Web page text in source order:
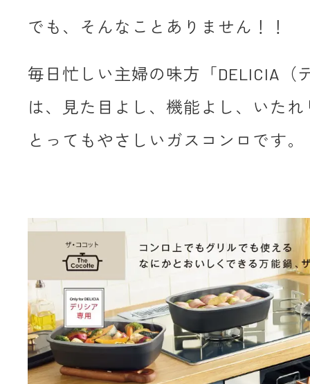
でも、そんなことありません！！
毎日忙しい主婦の味方「DELICIA（
は、見た目よし、機能よし、いた
とってもやさしいガスコンロです。